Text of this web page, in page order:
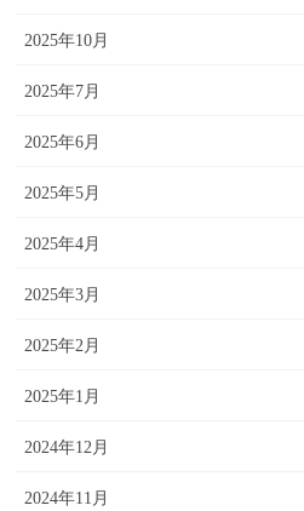
2025年10月
2025年7月
2025年6月
2025年5月
2025年4月
2025年3月
2025年2月
2025年1月
2024年12月
2024年11月